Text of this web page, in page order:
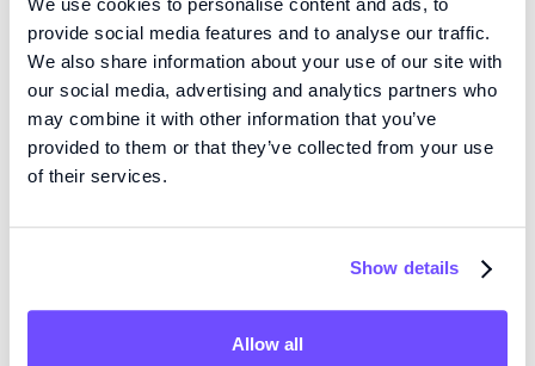
provide social media features and to analyse our traffic.
We also share information about your use of our site with
our social media, advertising and analytics partners who
may combine it with other information that you’ve
provided to them or that they’ve collected from your use
of their services.
Show details
Allow all
PIPELINE
Vår pipeline består av produkter baserade på vår
vävnadsproduktionsplattform, inklusive
vävnadsbaserad terapi för typ 1-diabetesbehandling,